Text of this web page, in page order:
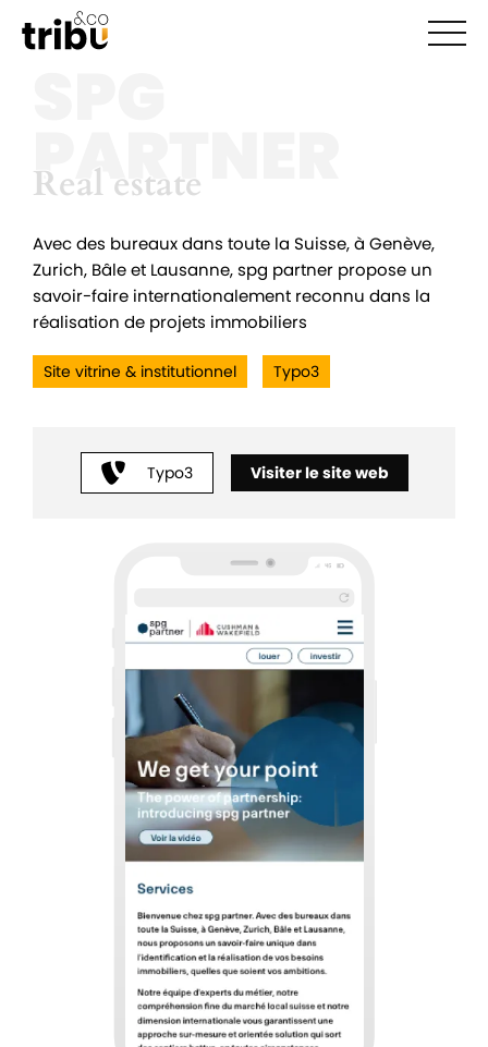
PARTNER
Real estate
Real estate
Avec des bureaux dans toute la Suisse, à Genève,
Zurich, Bâle et Lausanne, spg partner propose un
savoir-faire internationalement reconnu dans la
réalisation de projets immobiliers
Site vitrine & institutionnel Typo3
Typo3 Visiter le site web